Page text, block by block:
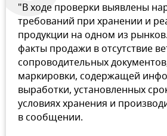
"В ходе проверки выявлены
требований при хранении и
продукции на одном из
факты продажи в отсутствие
сопроводительных
маркировки, содержащей
выработки, установленных
условиях хранения и
в сообщении.